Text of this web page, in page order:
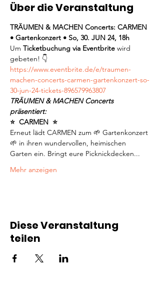
Über die Veranstaltung
TRÄUMEN & MACHEN Concerts: CARMEN
• Gartenkonzert • So, 30. JUN 24, 18h
Um Ticketbuchung via Eventbrite wird
gebeten! 👇
https://www.eventbrite.de/e/traumen-
machen-concerts-carmen-gartenkonzert-so-
30-jun-24-tickets-896579963807
TRÄUMEN & MACHEN Concerts
präsentiert:
⭐️  CARMEN  ⭐️
Erneut lädt CARMEN zum 🌱 Gartenkonzert
🌱 in ihren wundervollen, heimischen
Garten ein. Bringt eure Picknickdecken...
Mehr anzeigen
Diese Veranstaltung
teilen